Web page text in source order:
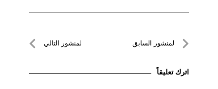
تصفّحلمنشور السابق
السابق
لمنشور التالي
اترك تعليقاً